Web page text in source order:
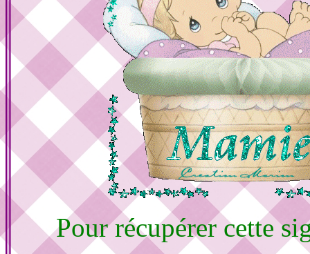
Pour récupérer cette